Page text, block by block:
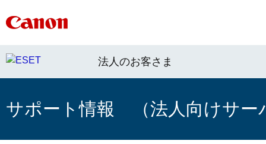
法人のお客さま
サポート情報 （法人向けサー